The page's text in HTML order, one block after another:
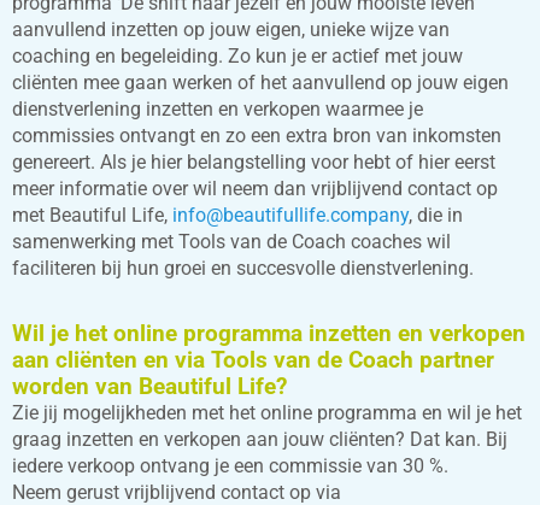
aanvullend inzetten op jouw eigen, unieke wijze van
coaching en begeleiding. Zo kun je er actief met jouw
cliënten mee gaan werken of het aanvullend op jouw eigen
dienstverlening inzetten en verkopen waarmee je
commissies ontvangt en zo een extra bron van inkomsten
genereert. Als je hier belangstelling voor hebt of hier eerst
meer informatie over wil neem dan vrijblijvend contact op
met Beautiful Life, info@beautifullife.company, die in
samenwerking met Tools van de Coach coaches wil
faciliteren bij hun groei en succesvolle dienstverlening.
Wil je het online programma inzetten en verkopen
aan cliënten en via Tools van de Coach partner
worden van Beautiful Life?
Zie jij mogelijkheden met het online programma en wil je het
graag inzetten en verkopen aan jouw cliënten? Dat kan. Bij
iedere verkoop ontvang je een commissie van 30 %.
Neem gerust vrijblijvend contact op via